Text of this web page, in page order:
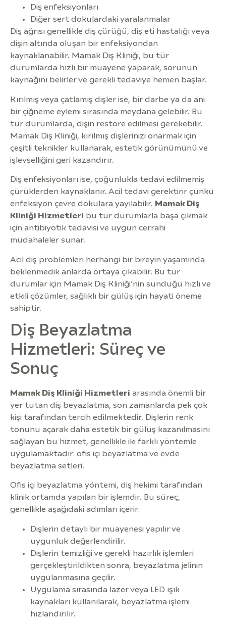
Diş enfeksiyonları
Diğer sert dokulardaki yaralanmalar
Diş ağrısı genellikle diş çürüğü, diş eti hastalığı veya
dişin altında oluşan bir enfeksiyondan
kaynaklanabilir. Mamak Diş Kliniği, bu tür
durumlarda hızlı bir muayene yaparak, sorunun
kaynağını belirler ve gerekli tedaviye hemen başlar.
Kırılmış veya çatlamış dişler ise, bir darbe ya da ani
bir çiğneme eylemi sırasında meydana gelebilir. Bu
tür durumlarda, dişin restore edilmesi gerekebilir.
Mamak Diş Kliniği, kırılmış dişlerinizi onarmak için
çeşitli teknikler kullanarak, estetik görünümünü ve
işlevselliğini geri kazandırır.
Diş enfeksiyonları ise, çoğunlukla tedavi edilmemiş
çürüklerden kaynaklanır. Acil tedavi gerektirir çünkü
enfeksiyon çevre dokulara yayılabilir. Mamak Diş
Kliniği Hizmetleri bu tür durumlarla başa çıkmak
için antibiyotik tedavisi ve uygun cerrahi
müdahaleler sunar.
Acil diş problemleri herhangi bir bireyin yaşamında
beklenmedik anlarda ortaya çıkabilir. Bu tür
durumlar için Mamak Diş Kliniği’nin sunduğu hızlı ve
etkili çözümler, sağlıklı bir gülüş için hayati öneme
sahiptir.
Diş Beyazlatma
Hizmetleri: Süreç ve
Sonuç
Mamak Diş Kliniği Hizmetleri arasında önemli bir
yer tutan diş beyazlatma, son zamanlarda pek çok
kişi tarafından tercih edilmektedir. Dişlerin renk
tonunu açarak daha estetik bir gülüş kazanılmasını
sağlayan bu hizmet, genellikle iki farklı yöntemle
uygulamaktadır: ofis içi beyazlatma ve evde
beyazlatma setleri.
Ofis içi beyazlatma yöntemi, diş hekimi tarafından
klinik ortamda yapılan bir işlemdir. Bu süreç,
genellikle aşağıdaki adımları içerir:
Dişlerin detaylı bir muayenesi yapılır ve
uygunluk değerlendirilir.
Dişlerin temizliği ve gerekli hazırlık işlemleri
gerçekleştirildikten sonra, beyazlatma jelinin
uygulanmasına geçilir.
Uygulama sırasında lazer veya LED ışık
kaynakları kullanılarak, beyazlatma işlemi
hızlandırılır.